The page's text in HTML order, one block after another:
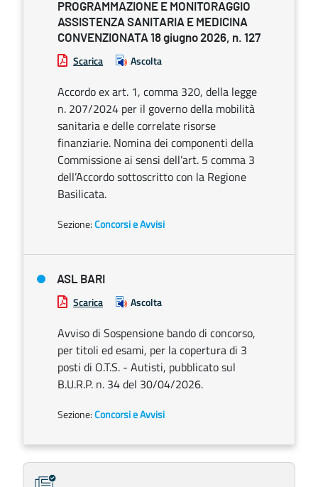
PROGRAMMAZIONE E MONITORAGGIO
ASSISTENZA SANITARIA E MEDICINA
CONVENZIONATA 18 giugno 2026, n. 127
Scarica Ascolta
Accordo ex art. 1, comma 320, della legge
n. 207/2024 per il governo della mobilità
sanitaria e delle correlate risorse
finanziarie. Nomina dei componenti della
Commissione ai sensi dell’art. 5 comma 3
dell’Accordo sottoscritto con la Regione
Basilicata.
Sezione:Concorsi e Avvisi
ASL BARI
Scarica Ascolta
Avviso di Sospensione bando di concorso,
per titoli ed esami, per la copertura di 3
posti di O.T.S. - Autisti, pubblicato sul
B.U.R.P. n. 34 del 30/04/2026.
Sezione:Concorsi e Avvisi